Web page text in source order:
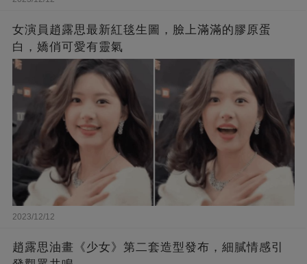
女演員趙露思最新紅毯生圖，臉上滿滿的膠原蛋
白，嬌俏可愛有靈氣
2023/12/12
趙露思油畫《少女》第二套造型發布，細膩情感引